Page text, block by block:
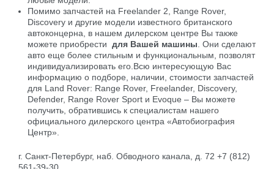
Помимо запчастей на Freelander 2, Range Rover,
Discovery и другие модели известного британского
автоконцерна, в нашем дилерском центре Вы также
можете приобрести для Вашей машины . Они сделают
авто еще более стильным и функциональным, позволят
индивидуализировать его.Всю интересующую Вас
информацию о подборе, наличии, стоимости запчастей
для Land Rover: Range Rover, Freelander, Discovery,
Defender, Range Rover Sport и Evoque – Вы можете
получить, обратившись к специалистам нашего
официального дилерского центра «Автобиография
Центр».
г. Санкт-Петербург, наб. Обводного канала, д. 72 +7 (812)
561-39-30